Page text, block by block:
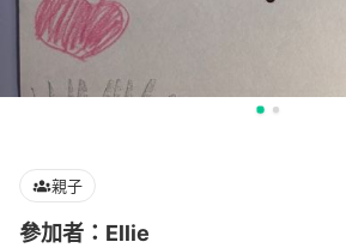
親子
參加者：Ellie